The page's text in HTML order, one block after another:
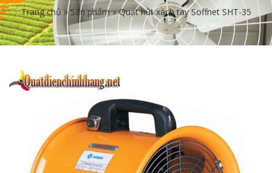
Trang chủ »Sản phẩm»Quạt hút xách tay Soffnet SHT-35